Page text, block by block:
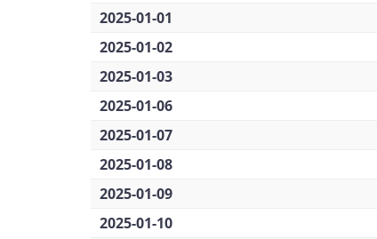
2025-01-01
2025-01-02
2025-01-03
2025-01-06
2025-01-07
2025-01-08
2025-01-09
2025-01-10